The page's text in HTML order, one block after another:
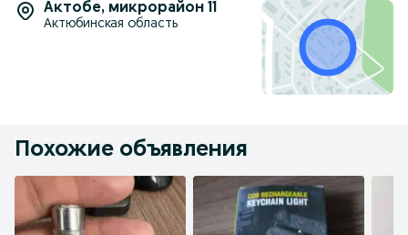
Актобе, микрорайон 11
Актюбинская область
Похожие объявления